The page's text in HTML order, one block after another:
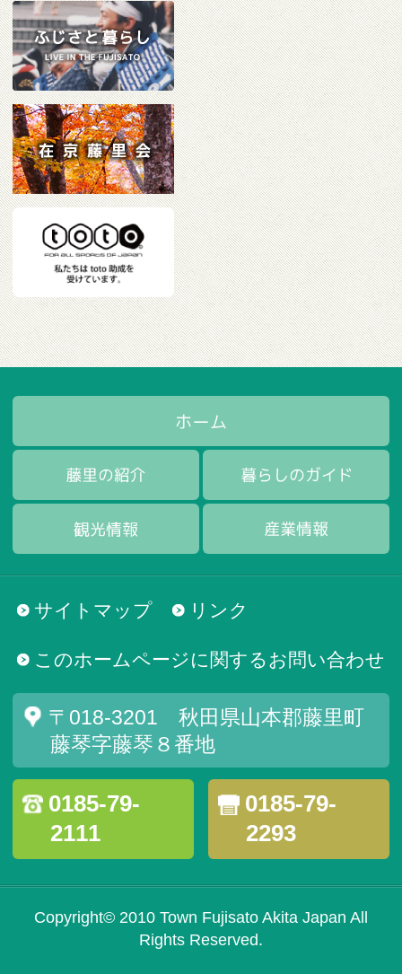
サイトマップ リンク
このホームページに関するお問い合わせ
〒018-3201 秋田県山本郡藤里町
藤琴字藤琴８番地
0185-79-
2111
0185-79-
2293
Copyright© 2010 Town Fujisato Akita Japan All
Rights Reserved.